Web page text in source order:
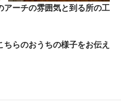
ーチの雰囲気と到る所の工
らのおうちの様子をお伝え